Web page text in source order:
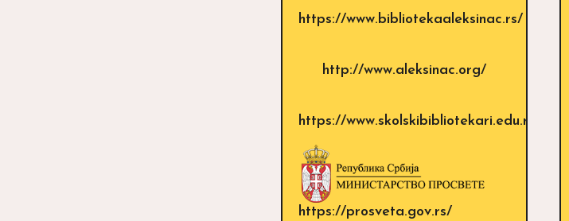
https://www.bibliotekaaleksinac.rs/
http://www.aleksinac.org/
https://www.skolskibibliotekari.edu.rs/
https://prosveta.gov.rs/